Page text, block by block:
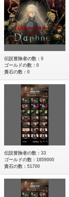
伝説冒険者の数：0
ゴールドの数：0
貴石の数：0
伝説冒険者の数：33
ゴールドの数：1859000
貴石の数：51700